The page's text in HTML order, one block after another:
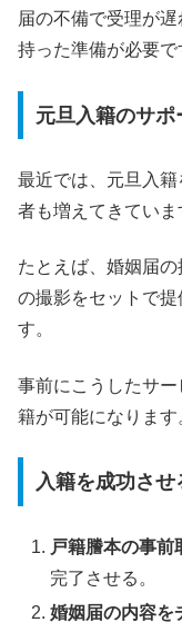
届の不備で受理が
持った準備が必要で
元旦入籍のサ
最近では、元旦入
者も増えてきていま
たとえば、婚姻届
の撮影をセットで
す。
事前にこうしたサ
籍が可能になります
入籍を成功さ
戸籍謄本の事前
完了させる。
婚姻届の内容を